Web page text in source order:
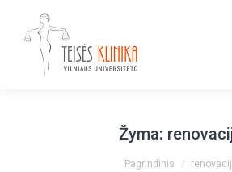
Žyma:
You are here:
Pagrindinis